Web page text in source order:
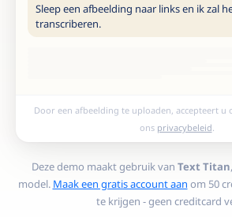
Sleep een afbeelding naar links en ik zal
transcriberen.
Door een afbeelding te uploaden, accepteert u
ons privacybeleid
Deze demo maakt gebruik van Text Titan
model. Maak een gratis account aan om 50
te krijgen - geen creditcard